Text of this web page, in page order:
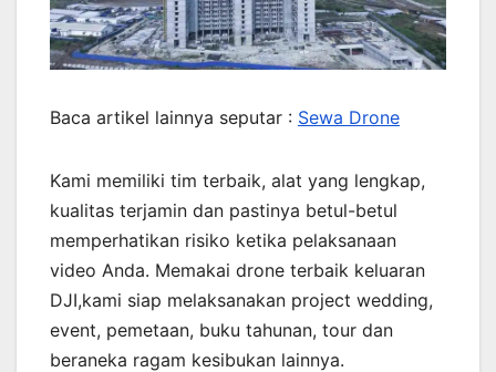
Baca artikel lainnya seputar : Sewa Drone
Kami memiliki tim terbaik, alat yang lengkap,
kualitas terjamin dan pastinya betul-betul
memperhatikan risiko ketika pelaksanaan
video Anda. Memakai drone terbaik keluaran
DJI,kami siap melaksanakan project wedding,
event, pemetaan, buku tahunan, tour dan
beraneka ragam kesibukan lainnya.